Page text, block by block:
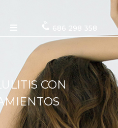
686 298 358
CON